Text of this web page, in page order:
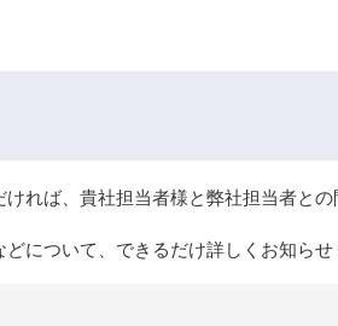
れば、貴社担当者様と弊社担当者との
について、できるだけ詳しくお知らせ